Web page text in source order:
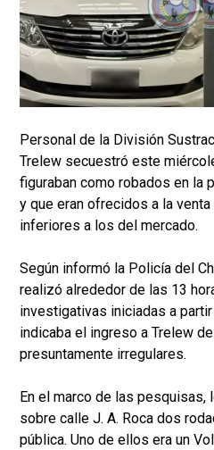
Personal de la División
Trelew secuestró este
figuraban como robados en la
y que eran ofrecidos a la
inferiores a los del mercado.
Según informó la Policía del
realizó alrededor de las 13
investigativas iniciadas a
indicaba el ingreso a Trelew
presuntamente irregulares.
En el marco de las
sobre calle J. A. Roca dos
pública. Uno de ellos era un